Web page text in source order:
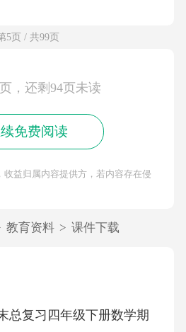
5页 / 共99页
，还剩94页未读
免费阅读
益归属内容提供方，若内容存在侵
教育资料 > 课件下载
总复习四年级下册数学期